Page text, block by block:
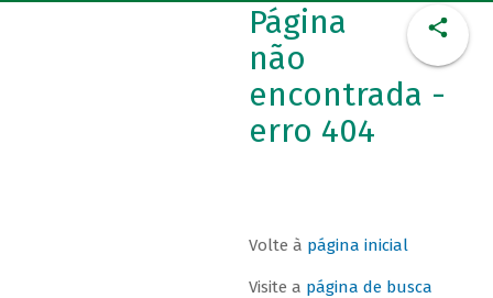
Página
não
encontrada -
erro 404
Volte à página inicial
Visite a página de busca